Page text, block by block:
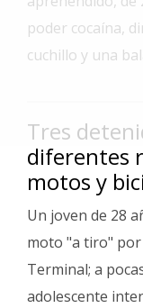
Cartelera
Fotos
Clasificados
Fúnebres
poder cocaína,
cuchillo y una
Tres
diferentes
motos y
Un joven de 28
moto "a tiro" por
Terminal; a
adolescente